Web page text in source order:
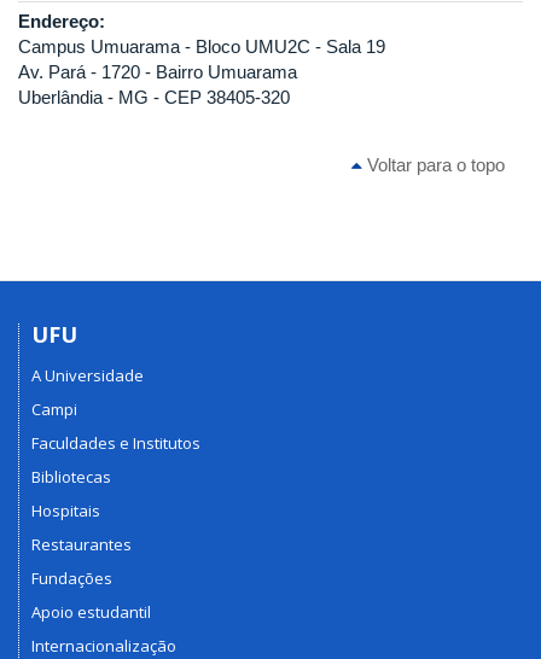
Endereço:
Campus Umuarama - Bloco UMU2C - Sala 19
Av. Pará - 1720 - Bairro Umuarama
Uberlândia - MG - CEP 38405-320
Voltar para o topo
UFU
A Universidade
Campi
Faculdades e Institutos
Bibliotecas
Hospitais
Restaurantes
Fundações
Apoio estudantil
Internacionalização